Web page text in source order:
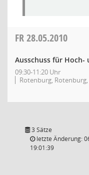
FR28.05.2010
Ausschuss für Hoch-
09:30-11:20 Uhr
Rotenburg,
3 Sätze
letzte Änderung:
19:01:39